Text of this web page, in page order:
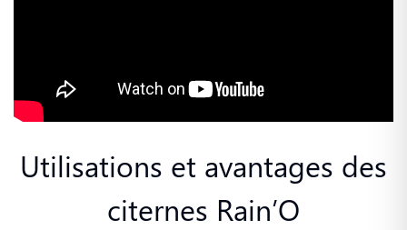
Utilisations et avantages des
citernes Rain’O